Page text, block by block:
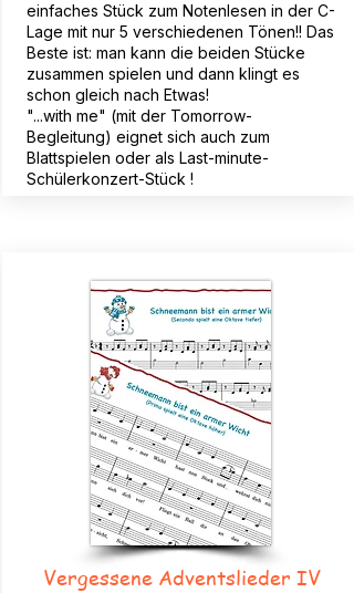
einfaches Stück zum Notenlesen in der C-
Lage mit nur 5 verschiedenen Tönen!! Das
Beste ist: man kann die beiden Stücke
zusammen spielen und dann klingt es
schon gleich nach Etwas!
"...with me" (mit der Tomorrow-
Begleitung) eignet sich auch zum
Blattspielen oder als Last-minute-
Schülerkonzert-Stück !
Vergessene Adventslieder IV